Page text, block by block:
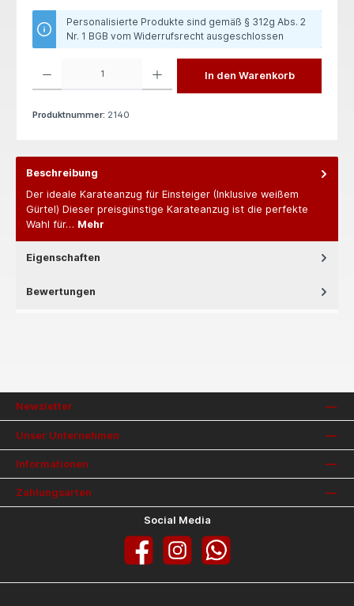
Personalisierte Produkte sind gemäß § 312g Abs. 2
Nr. 1 BGB vom Widerrufsrecht ausgeschlossen
In den Warenkorb
Produktnummer: 2140
Beschreibung
Der ideale Karateanzug für Einsteiger (Inklusive weißem
Gürtel) Dieser preisgünstige Karateanzug ist die perfekte
Wahl für… Mehr
Eigenschaften
Bewertungen
Newsletter
Unser Unternehmen
Informationen
Zahlungsarten
Social Media
Facebook InstagramWhatsApp